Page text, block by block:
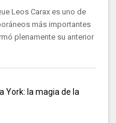
Leos Carax es uno de
más importantes
plenamente su anterior
York: la magia de la